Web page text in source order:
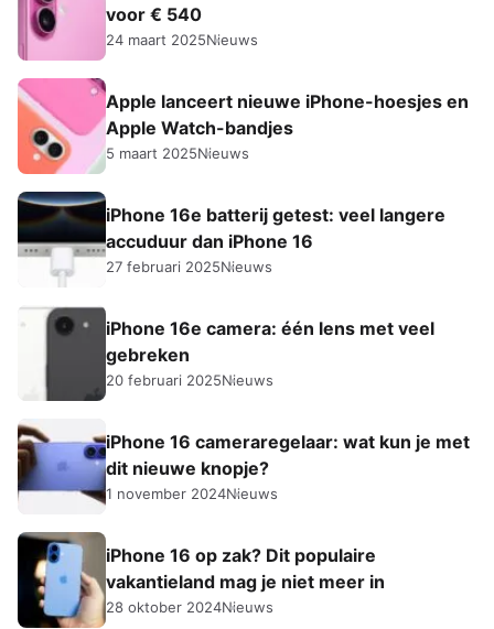
voor € 540
24 maart 2025Nieuws
Apple lanceert nieuwe iPhone-hoesjes en
Apple Watch-bandjes
5 maart 2025Nieuws
iPhone 16e batterij getest: veel langere
accuduur dan iPhone 16
27 februari 2025Nieuws
iPhone 16e camera: één lens met veel
gebreken
20 februari 2025Nieuws
iPhone 16 cameraregelaar: wat kun je met
dit nieuwe knopje?
1 november 2024Nieuws
iPhone 16 op zak? Dit populaire
vakantieland mag je niet meer in
28 oktober 2024Nieuws